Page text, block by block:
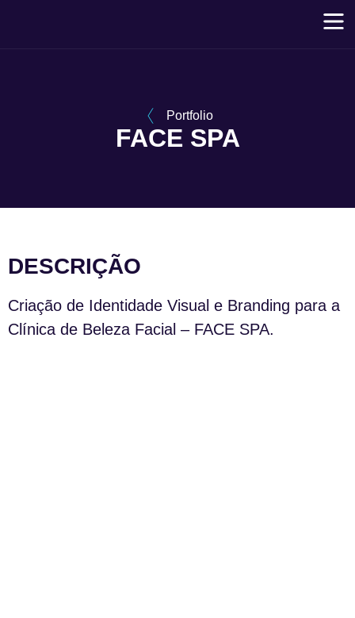
Portfolio
FACE SPA
DESCRIÇÃO
Criação de Identidade Visual e Branding para a
Clínica de Beleza Facial – FACE SPA.